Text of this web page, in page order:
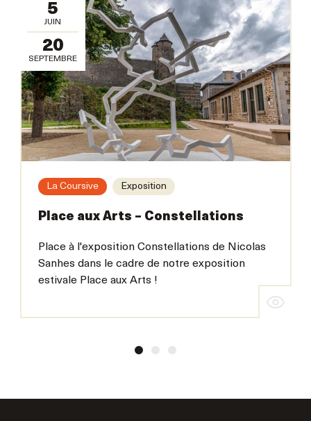
5
JUIN
20
SEPTEMBRE
La Coursive Exposition
Place aux Arts – Constellations
Place à l'exposition Constellations de Nicolas
Sanhes dans le cadre de notre exposition
estivale Place aux Arts !